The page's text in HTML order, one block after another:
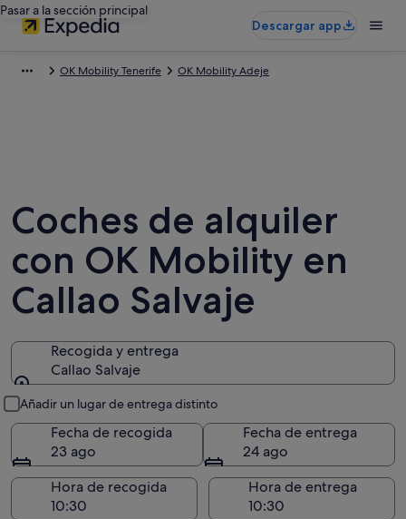
Pasar a la sección principal
Descargar app
OK Mobility Tenerife OK Mobility Adeje
Coches de alquiler
con OK Mobility en
Callao Salvaje
Recogida y entrega
Callao Salvaje
Añadir un lugar de entrega distinto
Fecha de recogida
23 ago
Fecha de entrega
24 ago
Hora de recogida
Hora de entrega